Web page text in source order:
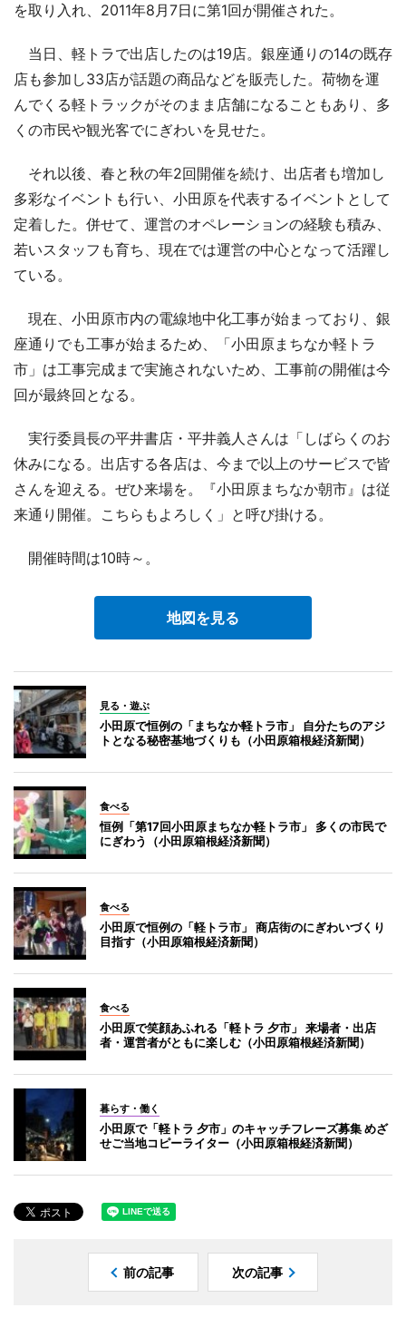
を取り入れ、2011年8月7日に第1回が開催された。
当日、軽トラで出店したのは19店。銀座通りの14の既存
店も参加し33店が話題の商品などを販売した。荷物を運
んでくる軽トラックがそのまま店舗になることもあり、多
くの市民や観光客でにぎわいを見せた。
それ以後、春と秋の年2回開催を続け、出店者も増加し
多彩なイベントも行い、小田原を代表するイベントとして
定着した。併せて、運営のオペレーションの経験も積み、
若いスタッフも育ち、現在では運営の中心となって活躍し
ている。
現在、小田原市内の電線地中化工事が始まっており、銀
座通りでも工事が始まるため、「小田原まちなか軽トラ
市」は工事完成まで実施されないため、工事前の開催は今
回が最終回となる。
実行委員長の平井書店・平井義人さんは「しばらくのお
休みになる。出店する各店は、今まで以上のサービスで皆
さんを迎える。ぜひ来場を。『小田原まちなか朝市』は従
来通り開催。こちらもよろしく」と呼び掛ける。
開催時間は10時～。
地図を見る
見る・遊ぶ
小田原で恒例の「まちなか軽トラ市」 自分たちのアジ
トとなる秘密基地づくりも（小田原箱根経済新聞）
食べる
恒例「第17回小田原まちなか軽トラ市」 多くの市民で
にぎわう（小田原箱根経済新聞）
食べる
小田原で恒例の「軽トラ市」 商店街のにぎわいづくり
目指す（小田原箱根経済新聞）
食べる
小田原で笑顔あふれる「軽トラ 夕市」 来場者・出店
者・運営者がともに楽しむ（小田原箱根経済新聞）
暮らす・働く
小田原で「軽トラ 夕市」のキャッチフレーズ募集 めざ
せご当地コピーライター（小田原箱根経済新聞）
前の記事 次の記事